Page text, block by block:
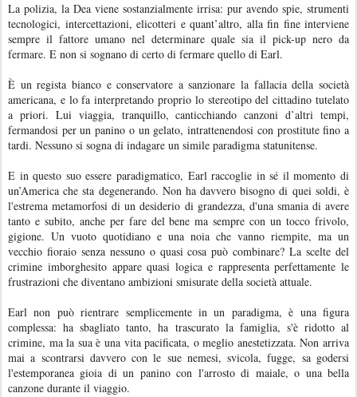
La polizia, la Dea viene sostanzialmente irrisa: pur avendo spie, strumenti
tecnologici, intercettazioni, elicotteri e quant’altro, alla fin fine interviene
sempre il fattore umano nel determinare quale sia il pick-up nero da
fermare. E non si sognano di certo di fermare quello di Earl.
È un regista bianco e conservatore a sanzionare la fallacia della società
americana, e lo fa interpretando proprio lo stereotipo del cittadino tutelato
a priori. Lui viaggia, tranquillo, canticchiando canzoni d’altri tempi,
fermandosi per un panino o un gelato, intrattenendosi con prostitute fino a
tardi. Nessuno si sogna di indagare un simile paradigma statunitense.
E in questo suo essere paradigmatico, Earl raccoglie in sé il momento di
un’America che sta degenerando. Non ha davvero bisogno di quei soldi, è
l'estrema metamorfosi di un desiderio di grandezza, d'una smania di avere
tanto e subito, anche per fare del bene ma sempre con un tocco frivolo,
gigione. Un vuoto quotidiano e una noia che vanno riempite, ma un
vecchio fioraio senza nessuno o quasi cosa può combinare? La scelte del
crimine imborghesito appare quasi logica e rappresenta perfettamente le
frustrazioni che diventano ambizioni smisurate della società attuale.
Earl non può rientrare semplicemente in un paradigma, è una figura
complessa: ha sbagliato tanto, ha trascurato la famiglia, s'è ridotto al
crimine, ma la sua è una vita pacificata, o meglio anestetizzata. Non arriva
mai a scontrarsi davvero con le sue nemesi, svicola, fugge, sa godersi
l'estemporanea gioia di un panino con l'arrosto di maiale, o una bella
canzone durante il viaggio.